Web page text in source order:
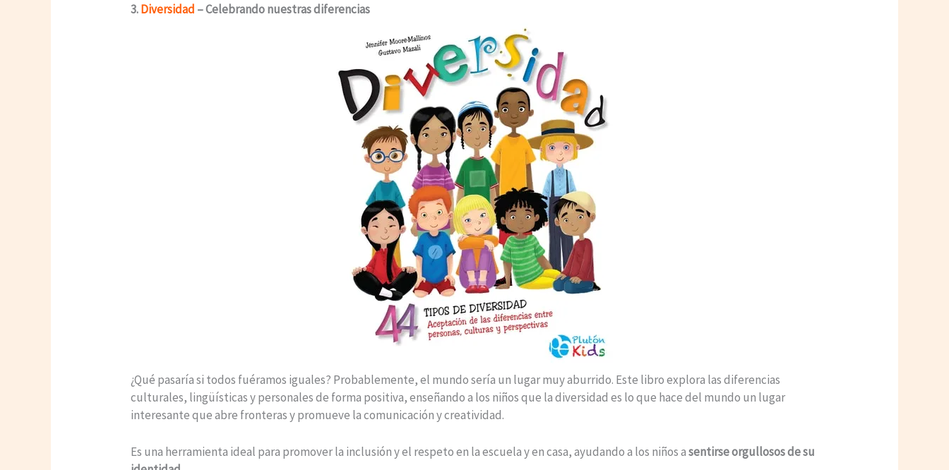
3.Diversidad – Celebrando nuestras diferencias
¿Qué pasaría si todos fuéramos iguales? Probablemente, el mundo sería un lugar muy aburrido. Este libro explora las diferencias
culturales, lingüísticas y personales de forma positiva, enseñando a los niños que la diversidad es lo que hace del mundo un lugar
interesante que abre fronteras y promueve la comunicación y creatividad.
Es una herramienta ideal para promover la inclusión y el respeto en la escuela y en casa, ayudando a los niños asentirse orgullosos de su